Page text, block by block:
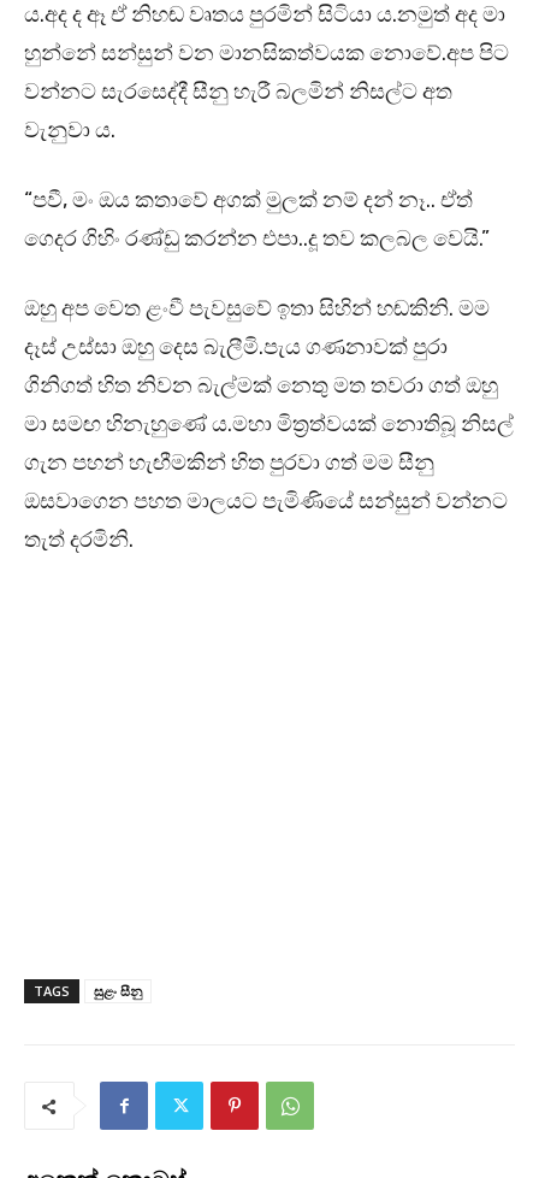
ය.අද ද ඈ ඒ නිහඬ වෘතය පුරමින් සිටියා ය.නමුත් අද මා
හුන්නේ සන්සුන් වන මානසිකත්වයක නොවේ.අප පිට
වන්නට සැරසෙද්දී සීනු හැරී බලමින් නිසල්ට අත
වැනුවා ය.
“පවී, මං ඔය කතාවේ අගක් මුලක් නම් දන් නෑ.. ඒත්
ගෙදර ගිහිං රණ්ඩු කරන්න එපා..දූ තව කලබල වෙයි.”
ඔහු අප වෙත ළංවී පැවසුවේ ඉතා සිහින් හඬකිනි. මම
දෑස් උස්සා ඔහු දෙස බැලීමි.පැය ගණනාවක් පුරා
ගිනිගත් හිත නිවන බැල්මක් නෙතු මත තවරා ගත් ඔහු
මා සමඟ හිනැහුණේ ය.මහා මිත්‍රත්වයක් නොතිබූ නිසල්
ගැන පහන් හැඟීමකින් හිත පුරවා ගත් මම සීනු
ඔසවාගෙන පහත මාලයට පැමිණියේ සන්සුන් වන්නට
තැත් දරමිනි.
TAGS සුළං සීනු